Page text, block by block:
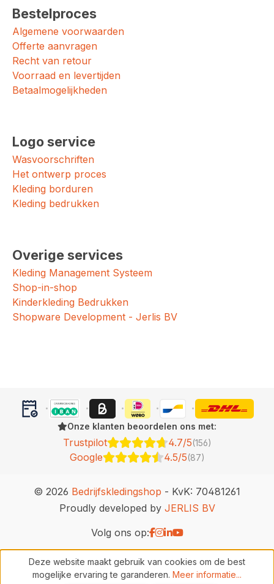
Bestelproces
Algemene voorwaarden
Offerte aanvragen
Recht van retour
Voorraad en levertijden
Betaalmogelijkheden
Logo service
Wasvoorschriften
Het ontwerp proces
Kleding borduren
Kleding bedrukken
Overige services
Kleding Management Systeem
Shop-in-shop
Kinderkleding Bedrukken
Shopware Development - Jerlis BV
Onze klanten beoordelen ons met:
Trustpilot 4.7/5(156)
Google 4.5/5(87)
© 2026 Bedrijfskledingshop - KvK: 70481261
Proudly developed by JERLIS BV
Volg ons op:
Deze website maakt gebruik van cookies om de best
mogelijke ervaring te garanderen. Meer informatie...